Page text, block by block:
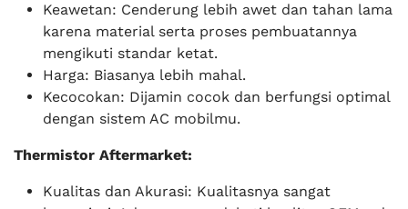
Keawetan: Cenderung lebih awet dan tahan lama
karena material serta proses pembuatannya
mengikuti standar ketat.
Harga: Biasanya lebih mahal.
Kecocokan: Dijamin cocok dan berfungsi optimal
dengan sistem AC mobilmu.
Thermistor Aftermarket:
Kualitas dan Akurasi: Kualitasnya sangat